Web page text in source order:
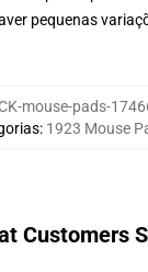
pequenas
mouse-pads-
: 1923 Mouse
Customers